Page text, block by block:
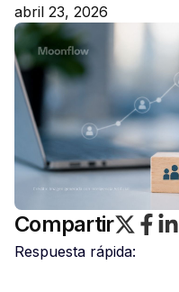
abril 23, 2026
Compartir
Respuesta rápida: